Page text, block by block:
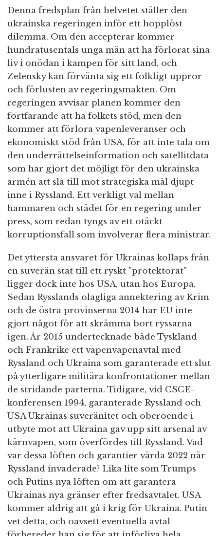
Denna fredsplan från helvetet ställer den
ukrainska regeringen inför ett hopplöst
dilemma. Om den accepterar kommer
hundratusentals unga män att ha förlorat sina
liv i onödan i kampen för sitt land, och
Zelensky kan förvänta sig ett folkligt uppror
och förlusten av regeringsmakten. Om
regeringen avvisar planen kommer den
fortfarande att ha folkets stöd, men den
kommer att förlora vapenleveranser och
ekonomiskt stöd från USA, för att inte tala om
den underrättelseinformation och satellitdata
som har gjort det möjligt för den ukrainska
armén att slå till mot strategiska mål djupt
inne i Ryssland. Ett verkligt val mellan
hammaren och städet för en regering under
press, som redan tyngs av ett otäckt
korruptionsfall som involverar flera ministrar.
Det yttersta ansvaret för Ukrainas kollaps från
en suverän stat till ett ryskt ”protektorat”
ligger dock inte hos USA, utan hos Europa.
Sedan Rysslands olagliga annektering av Krim
och de östra provinserna 2014 har EU inte
gjort något för att skrämma bort ryssarna
igen. År 2015 undertecknade både Tyskland
och Frankrike ett vapenvapenavtal med
Ryssland och Ukraina som garanterade ett slut
på ytterligare militära konfrontationer mellan
de stridande parterna. Tidigare, vid CSCE-
konferensen 1994, garanterade Ryssland och
USA Ukrainas suveränitet och oberoende i
utbyte mot att Ukraina gav upp sitt arsenal av
kärnvapen, som överfördes till Ryssland. Vad
var dessa löften och garantier värda 2022 när
Ryssland invaderade? Lika lite som Trumps
och Putins nya löften om att garantera
Ukrainas nya gränser efter fredsavtalet. USA
kommer aldrig att gå i krig för Ukraina. Putin
vet detta, och oavsett eventuella avtal